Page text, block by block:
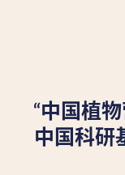
“中国植
中国科研